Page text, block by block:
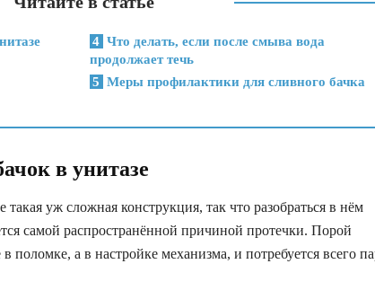
4 Что делать, если после смыва вода
продолжает течь
5 Меры профилактики для сливного бачка
в унитазе
уж сложная конструкция, так что разобраться в нём
самой распространённой причиной протечки. Порой
поломке, а в настройке механизма, и потребуется всего